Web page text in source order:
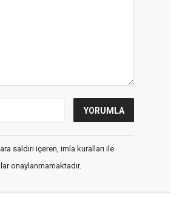
saldırı içeren, imla kuralları ile
onaylanmamaktadır.